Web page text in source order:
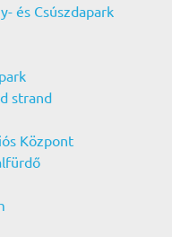
és Csúszdapark
strand
Központ